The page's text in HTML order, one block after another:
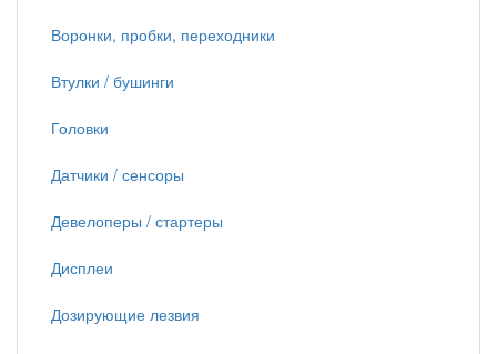
Воронки, пробки, переходники
Втулки / бушинги
Головки
Датчики / сенсоры
Девелоперы / стартеры
Дисплеи
Дозирующие лезвия